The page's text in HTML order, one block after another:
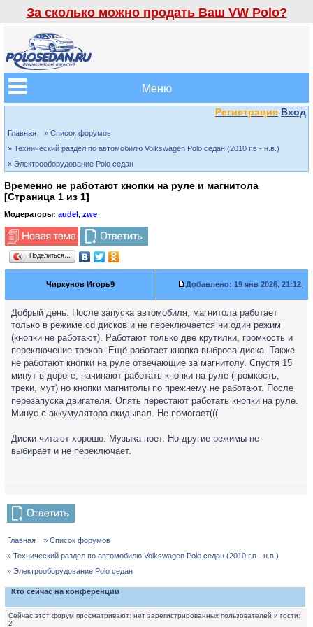
За сколько можно продать Ваш VW Polo?
Меню
Регистрация Вход
Главная
» Список форумов
» Технический раздел по автомобилю Volkswagen Polo седан (2010 г.в - н.в.)
» Электрооборудование Polo седан
Временно не работают кнопки на руле и магнитола
[Страница 1 из 1]
Модераторы: audel, zwe
Поделиться…
Чиркунов Игорь9 Добавлено: 19 янв 2026, 21:12
Добрый день. После запуска автомобиля, магнитола работает
только в режиме cd дисков и не переключается ни один режим
(кнопки не работают). Работают только две крутилки, громкость и
переключение треков. Ещё работает кнопка выброса диска. Также
не работают кнопки на руле отвечающие за магнитолу. Спустя 15
минут в дороге, начинают работать кнопки на руле (громкость,
треки, мут) но кнопки магнитолы по прежнему не работают. После
перезапуска двигателя. Опять перестают работать кнопки на руле.
Минус с аккумулятора скидывал. Не помогает(((
Диски читают хорошо. Музыка поет. Но другие режимы не
выбирает и не переключает.
Главная
» Список форумов
» Технический раздел по автомобилю Volkswagen Polo седан (2010 г.в - н.в.)
» Электрооборудование Polo седан
Кто сейчас на конференции
Сейчас этот форум просматривают: нет зарегистрированных пользователей и гости:
2